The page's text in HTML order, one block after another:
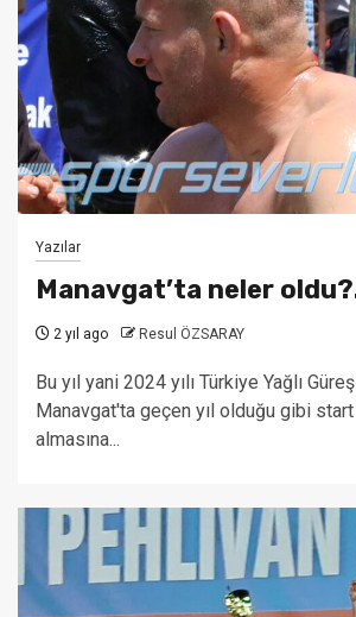
Yazılar
Manavgat’ta neler
2 yıl ago Resul ÖZSARAY
Bu yıl yani 2024 yılı Türkiye Yağlı
Manavgat'ta geçen yıl olduğu gibi start
almasına...